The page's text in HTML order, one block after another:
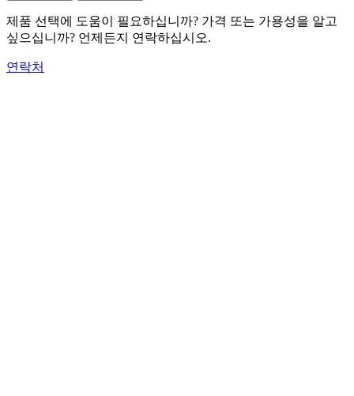
제품 선택에 도움이 필요하십니까? 가격 또는 가용성을 알고
싶으십니까? 언제든지 연락하십시오.
연락처